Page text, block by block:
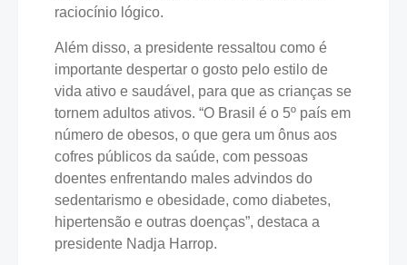
raciocínio lógico.
Além disso, a presidente ressaltou como é
importante despertar o gosto pelo estilo de
vida ativo e saudável, para que as crianças se
tornem adultos ativos. “O Brasil é o 5º país em
número de obesos, o que gera um ônus aos
cofres públicos da saúde, com pessoas
doentes enfrentando males advindos do
sedentarismo e obesidade, como diabetes,
hipertensão e outras doenças”, destaca a
presidente Nadja Harrop.